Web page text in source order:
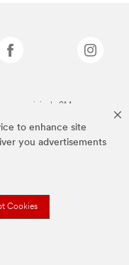
to enhance site
you advertisements
Cookies
comerciais da 3M.